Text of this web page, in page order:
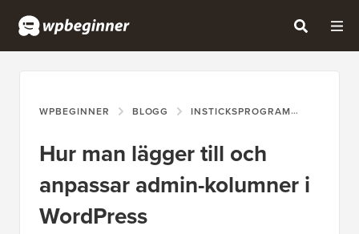
WPBEGINNER BLOGG INSTICKSPROGRAM
Hur man lägger till och
anpassar admin-kolumner i
WordPress